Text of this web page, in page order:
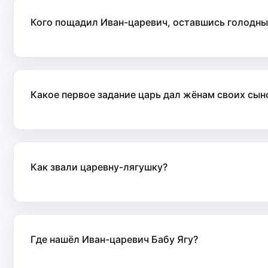
Кого пощадил Иван-царевич, оставшись
Какое первое задание царь дал жёнам своих
Как звали царевну-лягушку?
Где нашёл Иван-царевич Бабу Ягу?